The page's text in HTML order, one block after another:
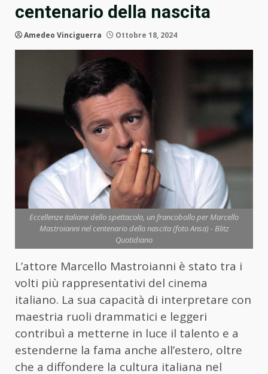
centenario della nascita
Amedeo Vinciguerra Ottobre 18, 2024
Eccellenze italiane dello spettacolo, un francobollo per Marcello
Mastroianni nel centenario della nascita (foto Ansa) - Blitz
Quotidiano
L’attore Marcello Mastroianni è stato tra i
volti più rappresentativi del cinema
italiano. La sua capacità di interpretare con
maestria ruoli drammatici e leggeri
contribuì a metterne in luce il talento e a
estenderne la fama anche all’estero, oltre
che a diffondere la cultura italiana nel